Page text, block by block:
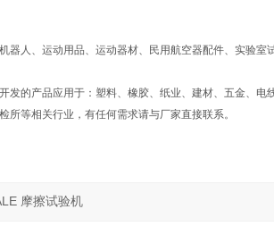
器人、运动用品、运动器材、民用航空器配件、实验室
发的产品应用于：塑料、橡胶、纸业、建材、五金、
等相关行业，有任何需求请与厂家直接联系。